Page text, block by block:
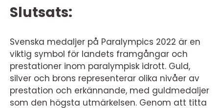
Slutsats:
Svenska medaljer på Paralympics 2022 är en
viktig symbol för landets framgångar och
prestationer inom paralympisk idrott. Guld,
silver och brons representerar olika nivåer av
prestation och erkännande, med guldmedaljer
som den högsta utmärkelsen. Genom att titta